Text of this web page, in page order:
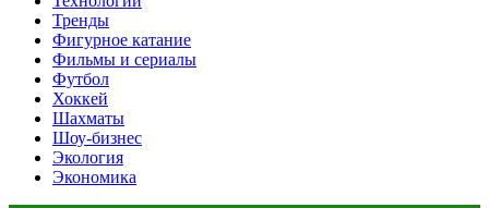
Тренды
Фигурное катание
Фильмы и сериалы
Футбол
Хоккей
Шахматы
Шоу-бизнес
Экология
Экономика